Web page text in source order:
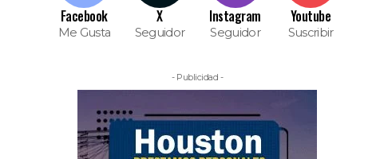
Facebook
Me Gusta
X
Seguidor
Instagram
Seguidor
Youtube
Suscribir
- Publicidad -